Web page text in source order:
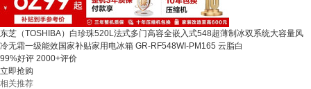
东芝（TOSHIBA）白珍珠520L法式多门高容全嵌入式548超薄制冰双系统大容量风
冷无霜一级能效国家补贴家用电冰箱 GR-RF548WI-PM165 云脂白
99%好评 2000+评价
立即抢购
相关推荐